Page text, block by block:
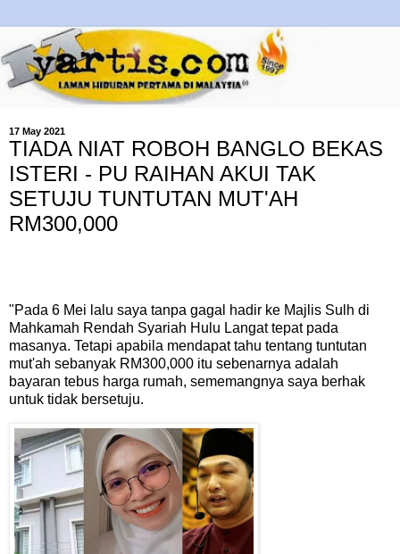
17 May 2021
TIADA NIAT ROBOH BANGLO BEKAS
ISTERI - PU RAIHAN AKUI TAK
SETUJU TUNTUTAN MUT'AH
RM300,000
"Pada 6 Mei lalu saya tanpa gagal hadir ke Majlis Sulh di
Mahkamah Rendah Syariah Hulu Langat tepat pada
masanya. Tetapi apabila mendapat tahu tentang tuntutan
mut'ah sebanyak RM300,000 itu sebenarnya adalah
bayaran tebus harga rumah, sememangnya saya berhak
untuk tidak bersetuju.